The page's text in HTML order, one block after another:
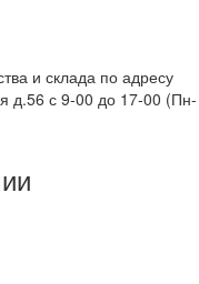
и склада по адресу
д.56 с 9-00 до 17-00 (Пн-